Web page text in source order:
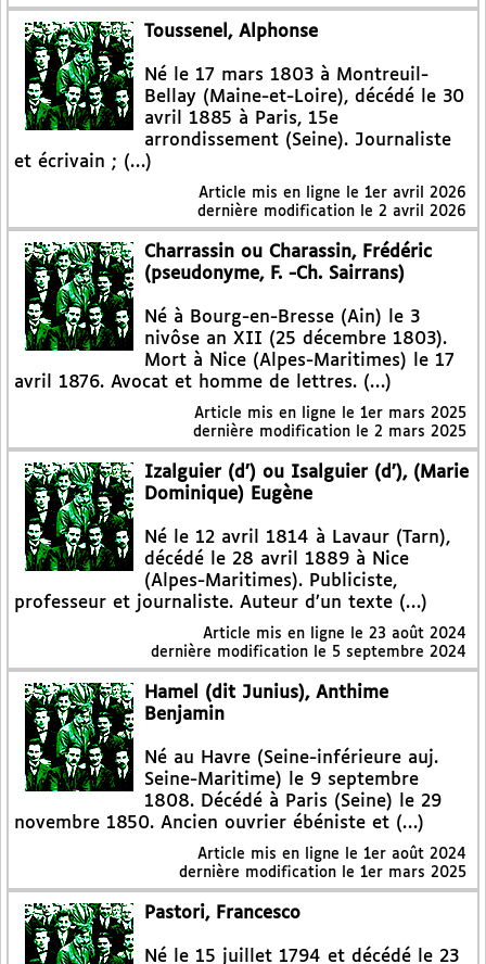
Toussenel, Alphonse
Né le 17 mars 1803 à Montreuil-
Bellay (Maine-et-Loire), décédé le 30
avril 1885 à Paris, 15e
arrondissement (Seine). Journaliste
et écrivain ; (…)
Article mis en ligne le 1er avril 2026
dernière modification le 2 avril 2026
Charrassin ou Charassin, Frédéric
(pseudonyme, F. -Ch. Sairrans)
Né à Bourg-en-Bresse (Ain) le 3
nivôse an XII (25 décembre 1803).
Mort à Nice (Alpes-Maritimes) le 17
avril 1876. Avocat et homme de lettres. (…)
Article mis en ligne le 1er mars 2025
dernière modification le 2 mars 2025
Izalguier (d’) ou Isalguier (d’), (Marie
Dominique) Eugène
Né le 12 avril 1814 à Lavaur (Tarn),
décédé le 28 avril 1889 à Nice
(Alpes-Maritimes). Publiciste,
professeur et journaliste. Auteur d’un texte (…)
Article mis en ligne le 23 août 2024
dernière modification le 5 septembre 2024
Hamel (dit Junius), Anthime
Benjamin
Né au Havre (Seine-inférieure auj.
Seine-Maritime) le 9 septembre
1808. Décédé à Paris (Seine) le 29
novembre 1850. Ancien ouvrier ébéniste et (…)
Article mis en ligne le 1er août 2024
dernière modification le 1er mars 2025
Pastori, Francesco
Né le 15 juillet 1794 et décédé le 23